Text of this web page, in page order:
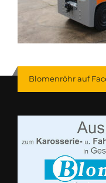
Blomenröhr auf